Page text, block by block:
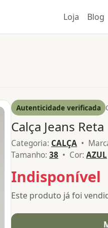
Loja Blog
Autenticidade verificada
Calça Jeans Reta
Categoria: CALÇA •
Tamanho: 38 • Cor: AZUL
Indisponível
Este produto já foi